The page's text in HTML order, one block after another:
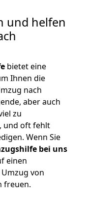
und helfen
bietet eine
Ihnen die
nach
aber auch
zu
und oft fehlt
Wenn Sie
bei uns
einen
von
freuen.